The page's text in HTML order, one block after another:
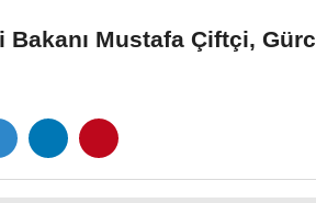
Bakanı Mustafa Çiftçi,